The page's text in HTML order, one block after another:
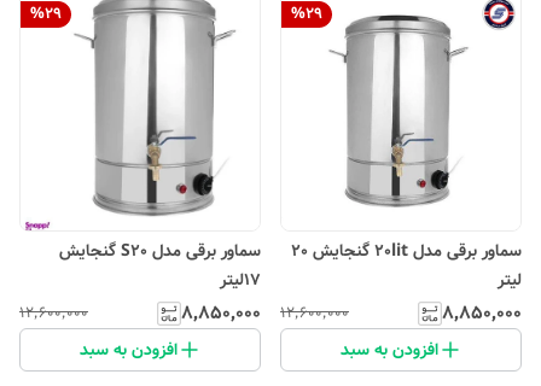
%29
سماور برقی مدل 20lit گنجایش 20
لیتر
۸٬۸۵۰٬۰۰۰ ۱۲٬۶۰۰٬۰۰۰
افزودن به سبد
%29
سماور برقی مدل S20 گنجایش
17لیتر
۸٬۸۵۰٬۰۰۰ ۱۲٬۶۰۰٬۰۰۰
افزودن به سبد